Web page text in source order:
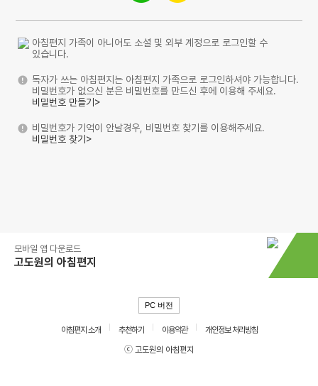
아침편지 가족이 아니어도 소셜 및 외부 계정으로 로그인할 수
있습니다.
독자가 쓰는 아침편지는 아침편지 가족으로 로그인하셔야 가능합니다.
비밀번호가 없으신 분은 비밀번호를 만드신 후에 이용해 주세요.
비밀번호 만들기>
비밀번호가 기억이 안날경우, 비밀번호 찾기를 이용해주세요.
비밀번호 찾기>
모바일 앱 다운로드
고도원의 아침편지
PC 버전
아침편지 소개 추천하기 이용약관
개인정보 처리방침
ⓒ 고도원의 아침편지